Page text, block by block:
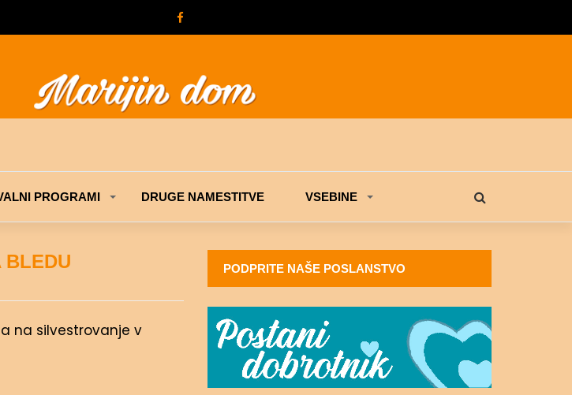
PROGRAMI DRUGE NAMESTITVE VSEBINE
BLEDU
na silvestrovanje v
PODPRITE NAŠE POSLANSTVO